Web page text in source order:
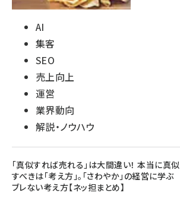
AI
集客
SEO
売上向上
運営
業界動向
解説・ノウハウ
「真似すれば売れる」は大間違い！ 本当に真似
すべきは「考え方」。「さわやか」の経営に学ぶ
ブレない考え方【ネッ担まとめ】